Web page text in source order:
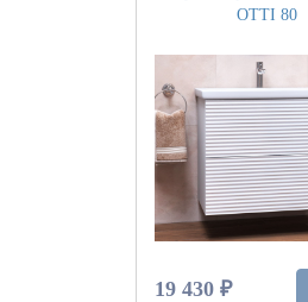
OTTI 80
19 430 ₽